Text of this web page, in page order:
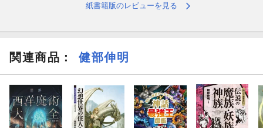
紙書籍版のレビューを見る
関連商品 ： 健部伸明